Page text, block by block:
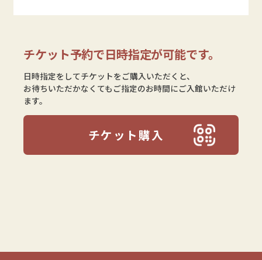
チケット予約で日時指定が可能です。
日時指定をしてチケットをご購入いただくと、
お待ちいただかなくてもご指定のお時間にご入館いただけ
ます。
チケット購入